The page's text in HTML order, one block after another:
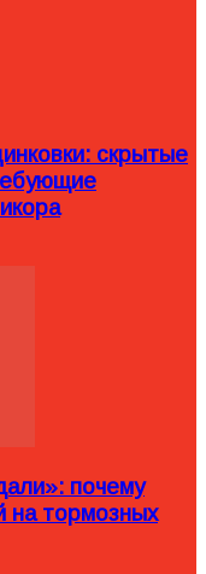
скрытые
почему
на тормозных